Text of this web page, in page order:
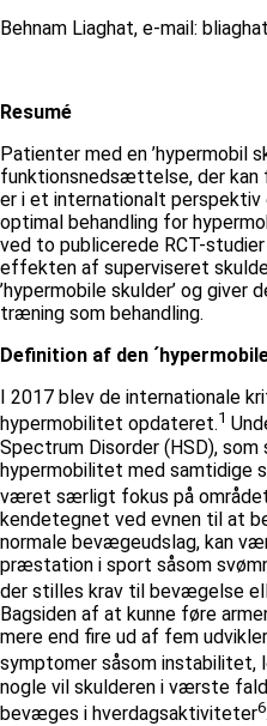
Behnam Liaghat, e-mail:
Resumé
Patienter med en ’hypermobil
funktionsnedsættelse, der kan
er i et internationalt
optimal behandling for
ved to publicerede RCT-
effekten af superviseret
’hypermobile skulder’ og
træning som behandling.
Definition af den
I 2017 blev de internationale
hypermobilitet opdateret.1
Spectrum Disorder (HSD),
hypermobilitet med samtidige
været særligt fokus på
kendetegnet ved evnen til at
normale bevægeudslag, kan
præstation i sport såsom
der stilles krav til bevægelse
Bagsiden af at kunne føre
mere end fire ud af fem
symptomer såsom instabilitet,
nogle vil skulderen i værste
bevæges i hverdagsaktiviteter6.